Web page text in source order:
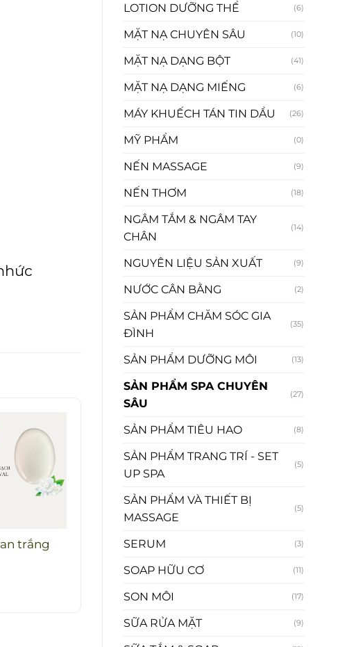
LOTION DƯỠNG THỂ (6)
MẶT NẠ CHUYÊN SÂU (10)
MẶT NẠ DẠNG BỘT (41)
MẶT NẠ DẠNG MIẾNG (6)
MÁY KHUẾCH TÁN TIN DẦU (26)
MỸ PHẨM (0)
NẾN MASSAGE (9)
NẾN THƠM (18)
NGÂM TẮM & NGÂM TAY
CHÂN
(14)
NGUYÊN LIỆU SẢN XUẤT (9)
NƯỚC CÂN BẰNG (2)
SẢN PHẨM CHĂM SÓC GIA
ĐÌNH
(35)
SẢN PHẨM DƯỠNG MÔI (13)
SẢN PHẨM SPA CHUYÊN
SÂU
(27)
SẢN PHẨM TIÊU HAO (8)
SẢN PHẨM TRANG TRÍ - SET
UP SPA
(5)
SẢN PHẨM VÀ THIẾT BỊ
MASSAGE
(5)
SERUM (3)
SOAP HỮU CƠ (11)
SON MÔI (17)
SỮA RỬA MẶT (9)
trắng